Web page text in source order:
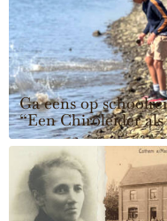
Ga eens op
“Een Chiroleider